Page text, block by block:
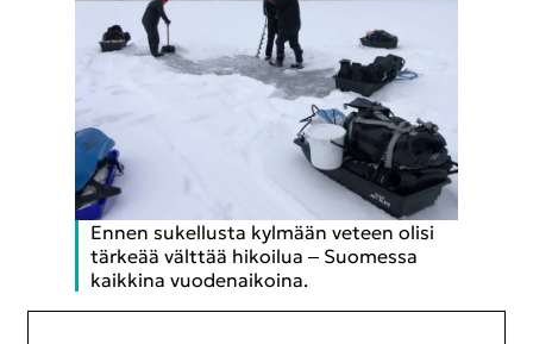
Ennen su­kel­lus­ta kyl­mään ve­teen olisi
tär­ke­ää vält­tää hi­koi­lua ‒ Suo­mes­sa
kaik­ki­na vuo­de­nai­koi­na.